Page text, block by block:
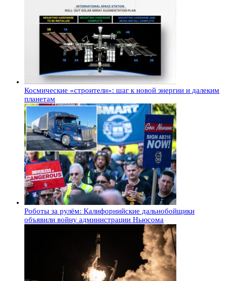
Космические «строители»: шаг к новой энергии и далеким
планетам
Роботы за рулём: Калифорнийские дальнобойщики
объявили войну администрации Ньюсома